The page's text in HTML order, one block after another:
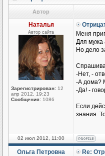
Автор
Наталья
Автор сайта
Зарегистрирован: 12
апр 2012, 19:23
Сообщения: 1086
Меня
Для мужа
Но дело
-Нет, -
-А дома?
-Да! -
Если
знания.
02 июл 2012, 11:00
Ольга Петровна
Re: